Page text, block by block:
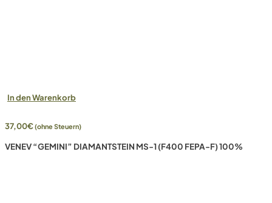
In den Warenkorb
37,00€(ohne Steuern)
VENEV “GEMINI” DIAMANTSTEIN MS-1 (F400 FEPA-F) 100%